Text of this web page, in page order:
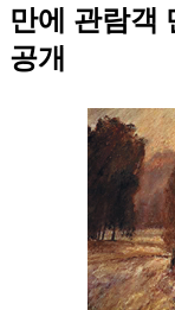
만에 관람객
공개